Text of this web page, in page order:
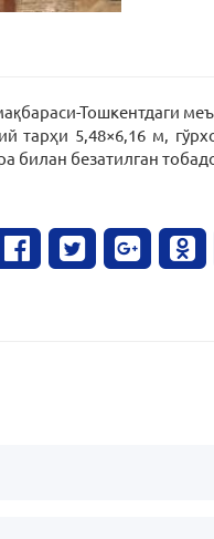
Тошкентдаги
тарҳи 5,48×6,16 м,
билан безатилган